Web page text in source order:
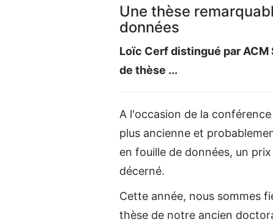
Une thèse
données
Loïc Cerf distingué par ACM
de thèse ...
A l'occasion de la conférence
plus ancienne et
en fouille de données, un
décerné.
Cette année, nous sommes
thèse de notre ancien